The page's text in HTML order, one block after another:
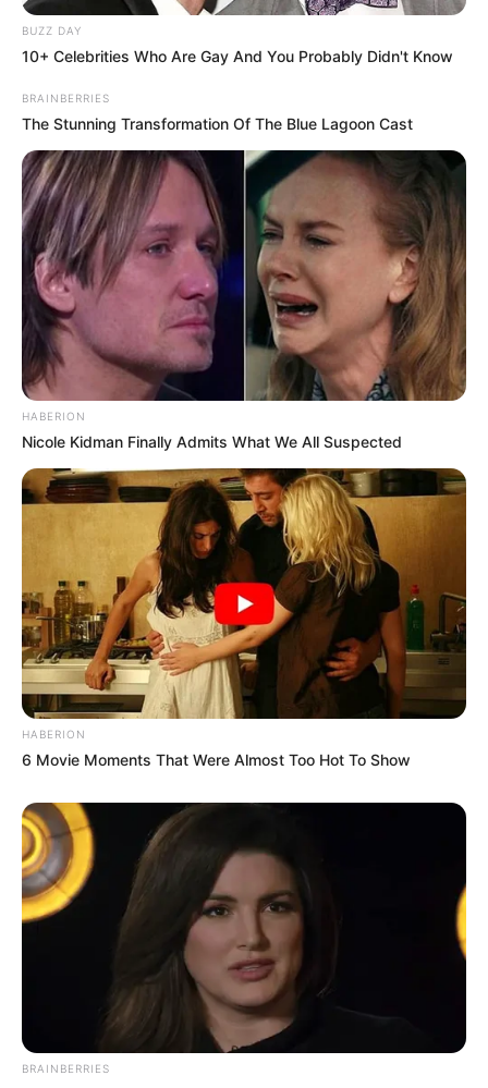
BUZZ DAY
10+ Celebrities Who Are Gay And You Probably Didn't Know
BRAINBERRIES
The Stunning Transformation Of The Blue Lagoon Cast
HABERION
Nicole Kidman Finally Admits What We All Suspected
HABERION
6 Movie Moments That Were Almost Too Hot To Show
BRAINBERRIES